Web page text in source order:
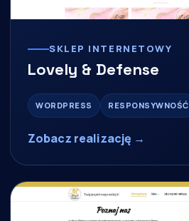
SKLEP INTERNETOWY
Lovely & Defense
WORDPRESS RESPONSYWNOŚĆ
Zobacz realizację →